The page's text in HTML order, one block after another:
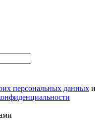
персональных данных и